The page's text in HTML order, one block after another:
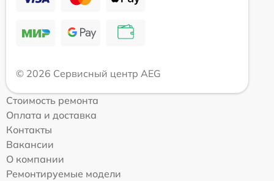
© 2026 Сервисный центр AEG
Стоимость ремонта
Оплата и доставка
Контакты
Вакансии
О компании
Ремонтируемые модели